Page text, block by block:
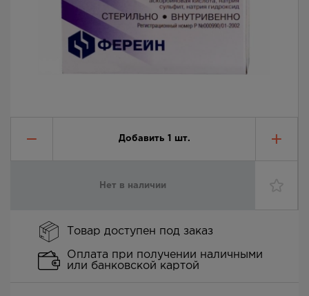
Добавить 1 шт.
Нет в наличии
Товар доступен под заказ
Оплата при получении наличными
или банковской картой